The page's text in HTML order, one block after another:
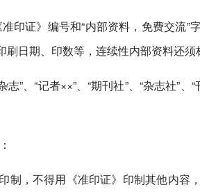
印证》编号和“内部资料，免费交流”
日期、印数等，连续性内部资料还须
”、“记者××”、“期刊社”、“杂志社”
制，不得用《准印证》印制其他内容